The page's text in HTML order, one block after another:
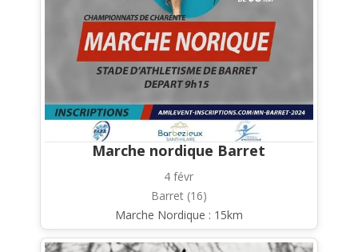
Marche nordique Barret
4 févr
Barret (16)
Marche Nordique : 15km